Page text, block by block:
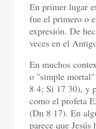
En primer lugar
fue el primero o
expresión. De
veces en el
En muchos
o "simple
8 4; Si 17 30), y
como el profeta
(Dn 8 17). En
parece que